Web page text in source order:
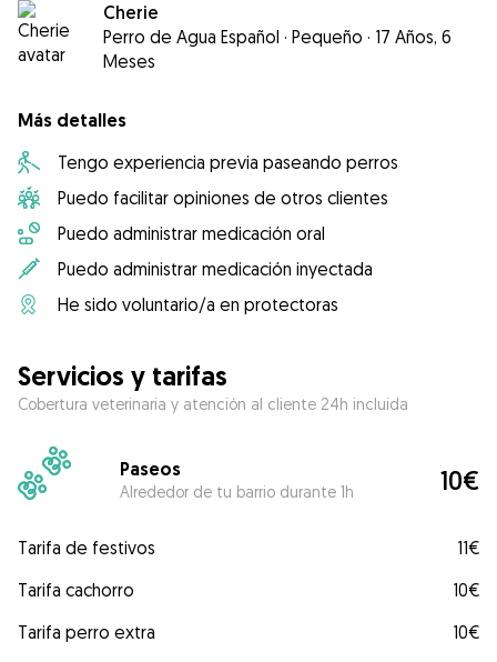
Cherie
Perro de Agua Español · Pequeño · 17 Años, 6
Meses
Más detalles
Tengo experiencia previa paseando perros
Puedo facilitar opiniones de otros clientes
Puedo administrar medicación oral
Puedo administrar medicación inyectada
He sido voluntario/a en protectoras
Servicios y tarifas
Cobertura veterinaria y atención al cliente 24h incluida
Paseos
Alrededor de tu barrio durante 1h 10€
Tarifa de festivos
11€
Tarifa cachorro
10€
Tarifa perro extra
10€